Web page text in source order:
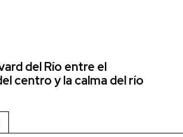
del Río entre el
centro y la calma del río